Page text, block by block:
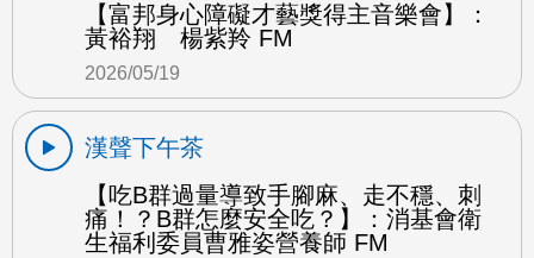
【富邦身心障礙才藝獎得主音樂會】：
黃裕翔 楊紫羚 FM
2026/05/19
漢聲下午茶
【吃B群過量導致手腳麻、走不穩、刺
痛！？B群怎麼安全吃？】：消基會衛
生福利委員曹雅姿營養師 FM